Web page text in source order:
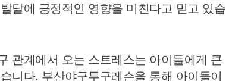
달에 긍정적인 영향을 미친다고 믿고 있습
관계에서 오는 스트레스는 아이들에게 큰
니다. 부산야구투구레슨을 통해 아이들이